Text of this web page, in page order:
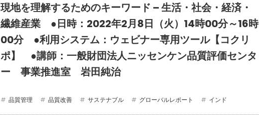
現地を理解するためのキーワード – 生活・社会・経済・
繊維産業 ●日時：2022年2月8日（火）14時00分～16時
00分 ●利用システム：ウェビナー専用ツール【コクリ
ポ】 ●講師：一般財団法人ニッセンケン品質評価センタ
ー 事業推進室 岩田純治
品質管理 品質改善 サステナブル グローバルレポート インド